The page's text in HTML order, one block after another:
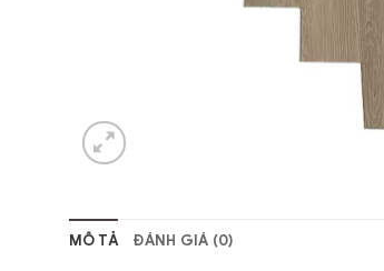
MÔ TẢ ĐÁNH GIÁ (0)